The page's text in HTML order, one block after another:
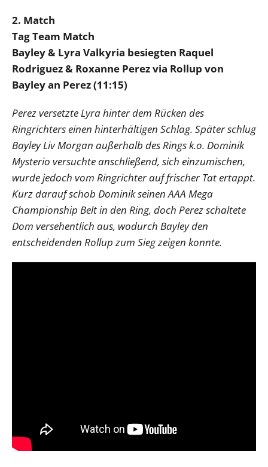
2. Match
Tag Team Match
Bayley & Lyra Valkyria besiegten Raquel
Rodriguez & Roxanne Perez via Rollup von
Bayley an Perez (11:15)
Perez versetzte Lyra hinter dem Rücken des
Ringrichters einen hinterhältigen Schlag. Später schlug
Bayley Liv Morgan außerhalb des Rings k.o. Dominik
Mysterio versuchte anschließend, sich einzumischen,
wurde jedoch vom Ringrichter auf frischer Tat ertappt.
Kurz darauf schob Dominik seinen AAA Mega
Championship Belt in den Ring, doch Perez schaltete
Dom versehentlich aus, wodurch Bayley den
entscheidenden Rollup zum Sieg zeigen konnte.